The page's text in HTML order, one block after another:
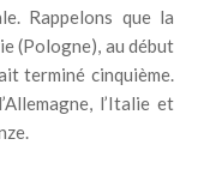
Rappelons que la
(Pologne), au début
terminé cinquième.
l’Italie et